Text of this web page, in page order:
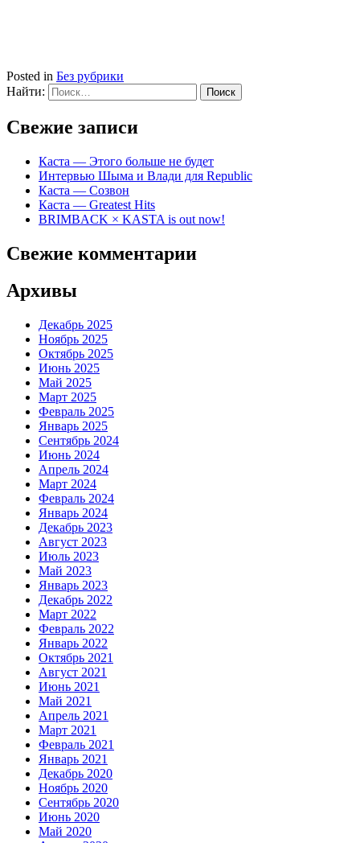
Posted in Без рубрики
Найти:
Свежие записи
Каста — Этого больше не будет
Интервью Шыма и Влади для Republic
Каста — Созвон
Каста — Greatest Hits
BRIMBACK × KASTA is out now!
Свежие комментарии
Архивы
Декабрь 2025
Ноябрь 2025
Октябрь 2025
Июнь 2025
Май 2025
Март 2025
Февраль 2025
Январь 2025
Сентябрь 2024
Июнь 2024
Апрель 2024
Март 2024
Февраль 2024
Январь 2024
Декабрь 2023
Август 2023
Июль 2023
Май 2023
Январь 2023
Декабрь 2022
Март 2022
Февраль 2022
Январь 2022
Октябрь 2021
Август 2021
Июнь 2021
Май 2021
Апрель 2021
Март 2021
Февраль 2021
Январь 2021
Декабрь 2020
Ноябрь 2020
Сентябрь 2020
Июнь 2020
Май 2020